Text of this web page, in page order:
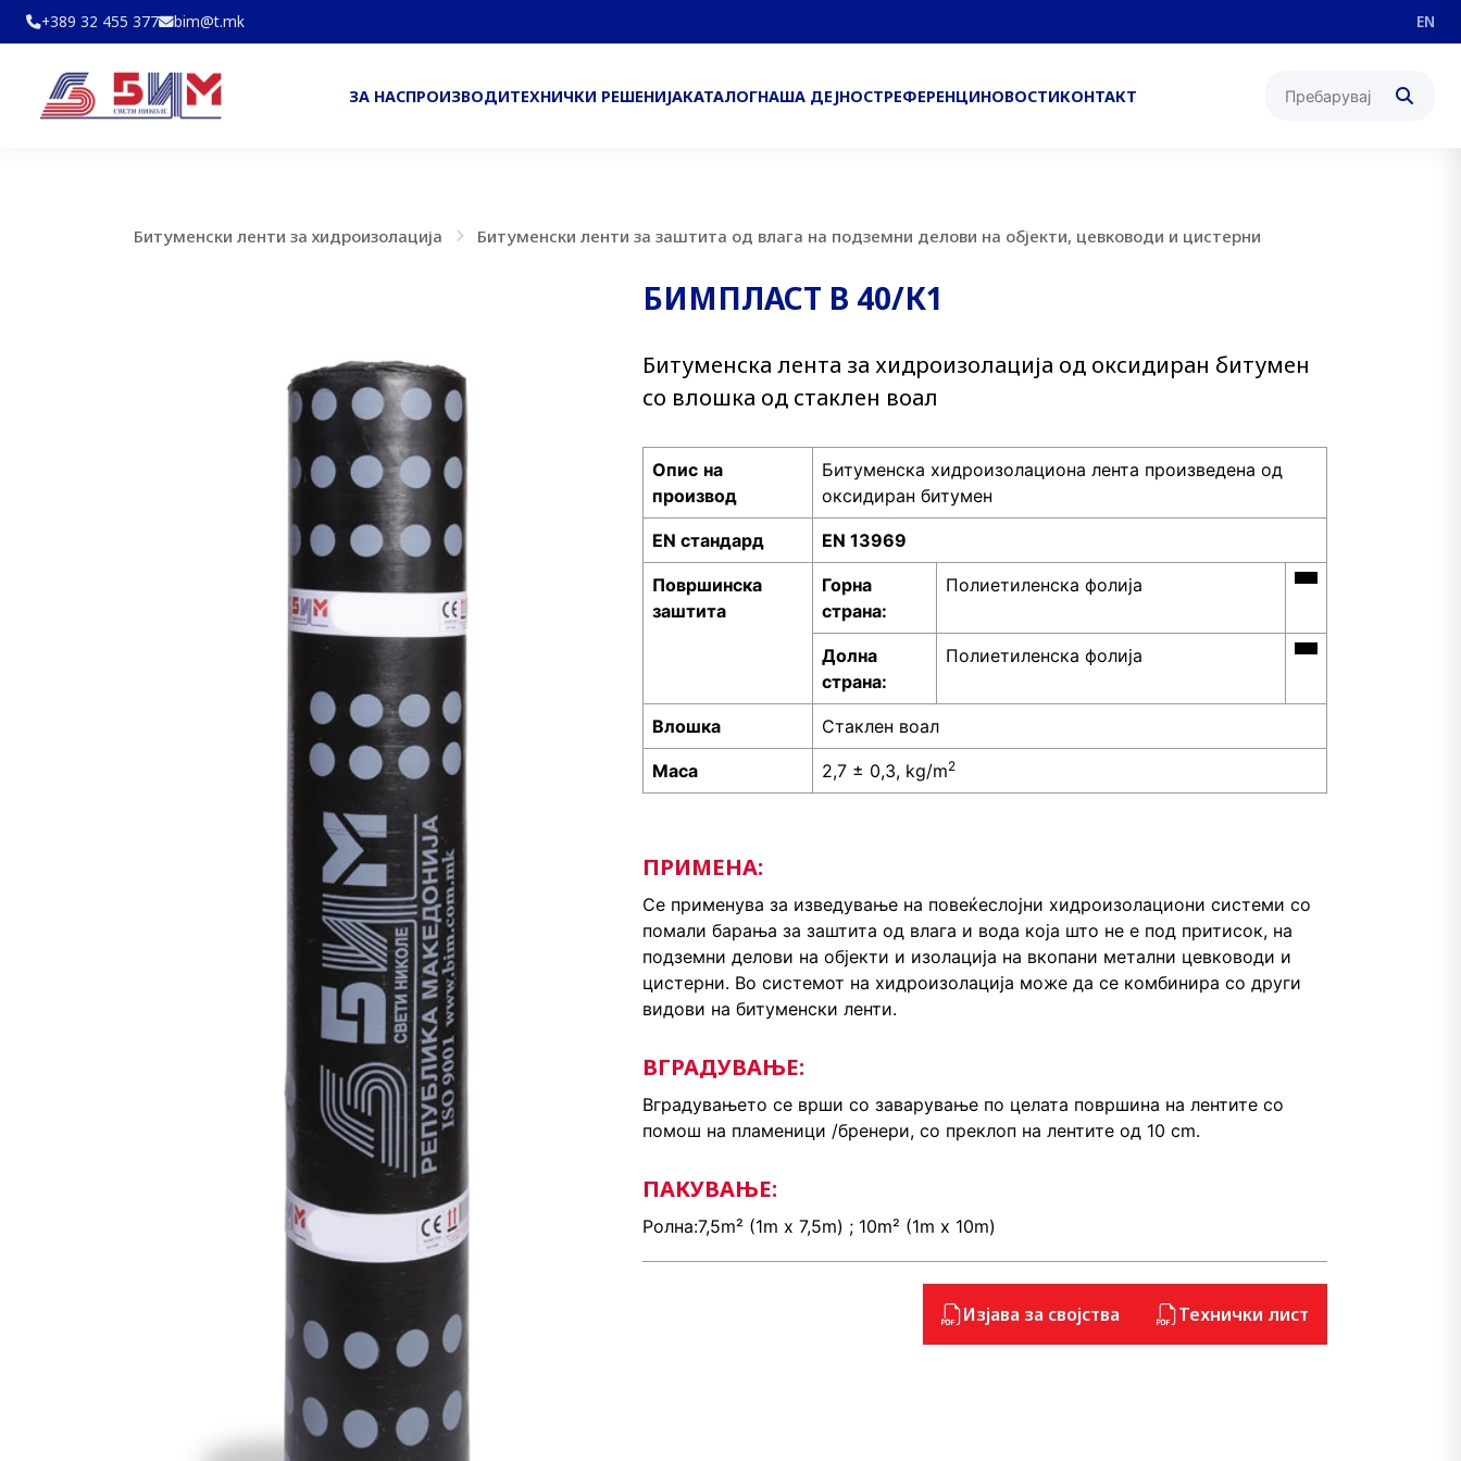
+389 32 455 377 bim@t.mk EN
ЗА НАСПРОИЗВОДИТЕХНИЧКИ РЕШЕНИЈАКАТАЛОГНАША ДЕЈНОСТРЕФЕРЕНЦИНОВОСТИКОНТАКТ
Битуменски ленти за хидроизолација Битуменски ленти за заштита од влага на подземни делови на објекти, цевководи и цистерни
БИМПЛАСТ В 40/К1
Битуменска лента за хидроизолација од оксидиран битумен
со влошка од стаклен воал
Опис на
производ
Битуменска хидроизолациона лента произведена од
оксидиран битумен
EN стандард EN 13969
Површинска
заштита
Горна
страна:
Полиетиленска фолија
Долна
страна:
Полиетиленска фолија
Влошка Стаклен воал
Маса 2,7 ± 0,3, kg/m2
ПРИМЕНА:
Се применува за изведување на повеќеслојни хидроизолациони системи со
помали барања за заштита од влага и вода која што не е под притисок, на
подземни делови на објекти и изолација на вкопани метални цевководи и
цистерни. Во системот на хидроизолација може да се комбинира со други
видови на битуменски ленти.
ВГРАДУВАЊЕ:
Вградувањето се врши со заварување по целата површина на лентите со
помош на пламеници /бренери, со преклоп на лентите од 10 cm.
ПАКУВАЊЕ:
Ролна:7,5m² (1m x 7,5m) ; 10m² (1m x 10m)
Изјава за својства Технички лист